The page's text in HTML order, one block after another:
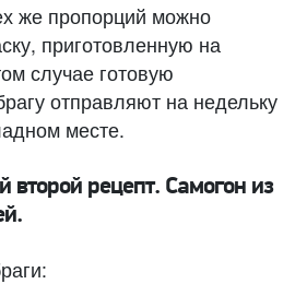
же пропорций можно
приготовленную на
случае готовую
отправляют на недельку
месте.
второй рецепт. Самогон из